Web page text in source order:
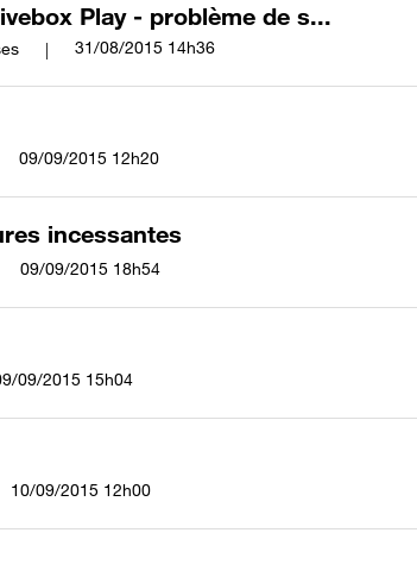
Play - problème de s...
‎31/08/2015 14h36
‎09/09/2015 12h20
incessantes
‎09/09/2015 18h54
09/2015 15h04
‎10/09/2015 12h00